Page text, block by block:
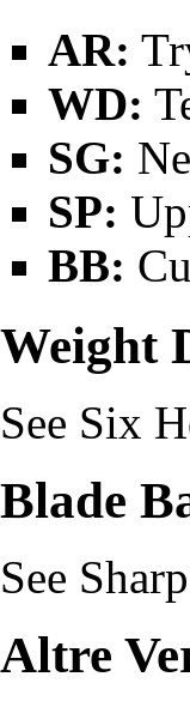
AR:
WD:
SG:
SP:
BB:
Weight
See Six
Blade
See
Altre